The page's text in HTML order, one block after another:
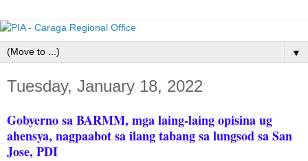
▼
Tuesday, January 18, 2022
Gobyerno sa BARMM, mga laing-laing opisina ug
ahensya, nagpaabot sa ilang tabang sa lungsod sa San
Jose, PDI